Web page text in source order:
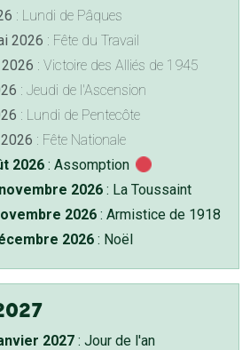
: Lundi de Pâques
2026 : Fête du Travail
: Victoire des Alliés de 1945
: Jeudi de l'Ascension
: Lundi de Pentecôte
: Fête Nationale
2026 : Assomption
novembre 2026 : La Toussaint
2026 : Armistice de 1918
2026 : Noël
2027 : Jour de l'an